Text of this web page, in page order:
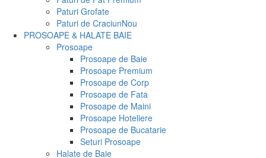
Paturi Grofate
Paturi de CraciunNou
PROSOAPE & HALATE BAIE
Prosoape
Prosoape de Baie
Prosoape Premium
Prosoape de Corp
Prosoape de Fata
Prosoape de Maini
Prosoape Hoteliere
Prosoape de Bucatarie
Seturi Prosoape
Halate de Baie